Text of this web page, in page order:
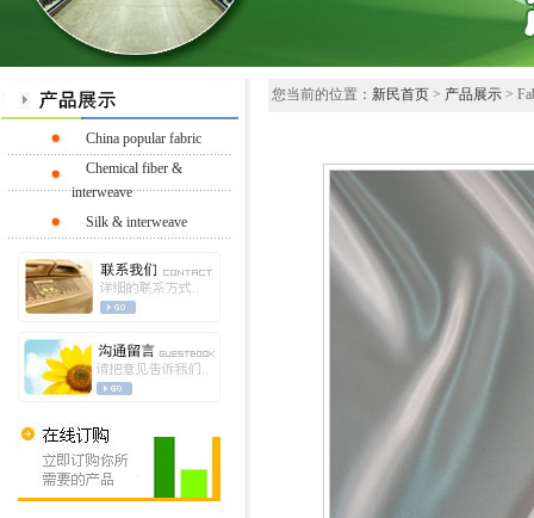
China popular fabric
Chemical fiber &
interweave
Silk & interweave
您当前的位置： 新民首页 > 产品展示 >